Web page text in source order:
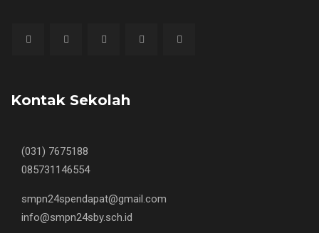
Kontak Sekolah
(031) 7675188
085731146554
smpn24spendapat@gmail.com
info@smpn24sby.sch.id